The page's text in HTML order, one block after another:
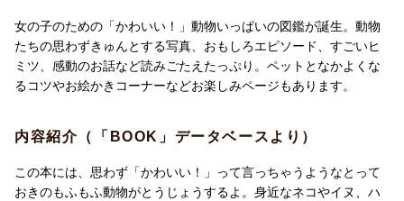
女の子のための「かわいい！」動物いっぱいの図鑑が誕生。動物
たちの思わずきゅんとする写真、おもしろエピソード、すごいヒ
ミツ、感動のお話など読みごたえたっぷり。ペットとなかよくな
るコツやお絵かきコーナーなどお楽しみページもあります。
内容紹介（「BOOK」データベースより）
この本には、思わず「かわいい！」って言っちゃうようなとって
おきのもふもふ動物がとうじょうするよ。身近なネコやイヌ、ハ